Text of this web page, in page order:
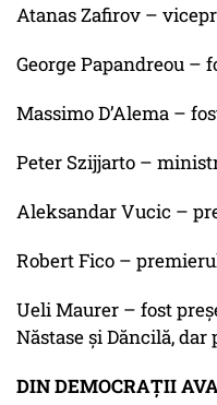
Atanas Zafirov –
George Papandreou –
Massimo D’Alema –
Peter Szijjarto –
Aleksandar Vucic –
Robert Fico –
Ueli Maurer – fost
Năstase și Dăncilă,
DIN DEMOCRAȚII